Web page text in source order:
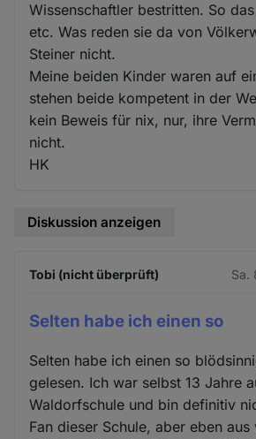
Wissenschaftler bestritten. So
etc. Was reden sie da von
Steiner nicht.
Meine beiden Kinder waren auf
stehen beide kompetent in der
kein Beweis für nix, nur, ihre
nicht.
HK
Diskussion anzeigen
Tobi (nicht überprüft) Sa.
Selten habe ich einen so
Selten habe ich einen so
gelesen. Ich war selbst 13 Jahre
Waldorfschule und bin definitiv
Fan dieser Schule, aber eben